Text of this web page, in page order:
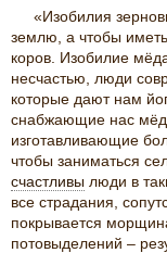
«Изобилия
землю, а чтобы
коров. Изобилие
несчастью, люди
которые дают нам
снабжающие нас
изготавливающие
чтобы заниматься
счастливы люди в
все страдания,
покрывается
потовыделений –